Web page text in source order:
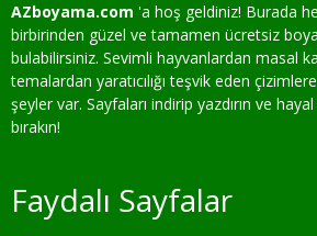
AZboyama.com 'a hoş geldiniz! Burada
birbirinden güzel ve tamamen ücretsiz
bulabilirsiniz. Sevimli hayvanlardan masal
temalardan yaratıcılığı teşvik eden
şeyler var. Sayfaları indirip yazdırın ve
bırakın!
Faydalı Sayfalar